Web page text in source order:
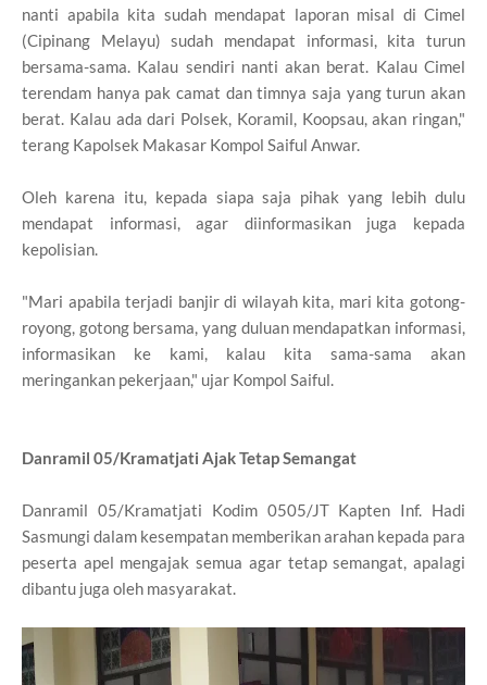
nanti apabila kita sudah mendapat laporan misal di Cimel
(Cipinang Melayu) sudah mendapat informasi, kita turun
bersama-sama. Kalau sendiri nanti akan berat. Kalau Cimel
terendam hanya pak camat dan timnya saja yang turun akan
berat. Kalau ada dari Polsek, Koramil, Koopsau, akan ringan,"
terang Kapolsek Makasar Kompol Saiful Anwar.
Oleh karena itu, kepada siapa saja pihak yang lebih dulu
mendapat informasi, agar diinformasikan juga kepada
kepolisian.
"Mari apabila terjadi banjir di wilayah kita, mari kita gotong-
royong, gotong bersama, yang duluan mendapatkan informasi,
informasikan ke kami, kalau kita sama-sama akan
meringankan pekerjaan," ujar Kompol Saiful.
Danramil 05/Kramatjati Ajak Tetap Semangat
Danramil 05/Kramatjati Kodim 0505/JT Kapten Inf. Hadi
Sasmungi dalam kesempatan memberikan arahan kepada para
peserta apel mengajak semua agar tetap semangat, apalagi
dibantu juga oleh masyarakat.